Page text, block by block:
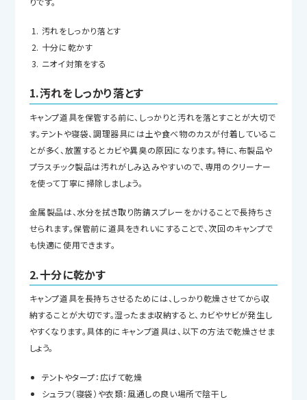
汚れをしっかり落とす
十分に乾かす
ニオイ対策をする
1.汚れをしっかり落とす
キャンプ道具を保管する前に、しっかりと汚れを落とすことが大切で
す。テントや寝袋、調理器具には土や食べ物のカスが付着しているこ
とが多く、放置するとカビや異臭の原因になります。特に、布製品や
プラスチック製品は汚れがしみ込みやすいので、専用のクリーナー
を使って丁寧に掃除しましょう。
金属製品は、水分を拭き取り防錆スプレーをかけることで長持ちさ
せられます。保管前に道具をきれいにすることで、次回のキャンプで
も快適に使用できます。
2.十分に乾かす
キャンプ道具を長持ちさせるためには、しっかり乾燥させてから収
納することが大切です。湿ったまま収納すると、カビやサビが発生し
やすくなります。具体的にキャンプ道具は、以下の方法で乾燥させま
しょう。
テントやタープ：広げて乾燥
シュラフ（寝袋）や衣類：風通しの良い場所で陰干し